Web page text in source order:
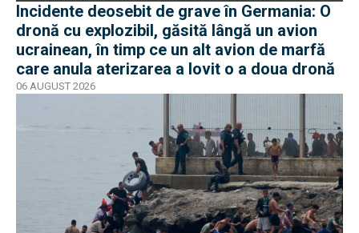
Incidente deosebit de grave în Germania: O
dronă cu explozibil, găsită lângă un avion
ucrainean, în timp ce un alt avion de marfă
care anula aterizarea a lovit o a doua dronă
06 AUGUST 2026